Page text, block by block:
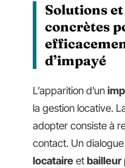
Solutions
concrètes
d’impayé
L’apparition d’un
la gestion locative.
adopter consiste à
contact. Un
locataire et bailleur